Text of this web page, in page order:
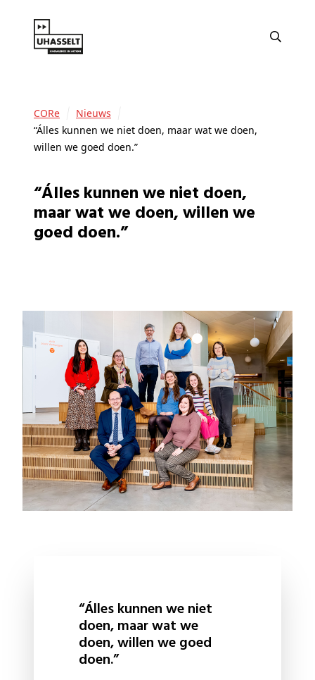
CORe
Nieuws
“Álles kunnen we niet doen, maar wat we doen,
willen we goed doen.”
“Álles kunnen we niet doen,
maar wat we doen, willen we
goed doen.”
“Álles kunnen we niet
doen, maar wat we
doen, willen we goed
doen.”